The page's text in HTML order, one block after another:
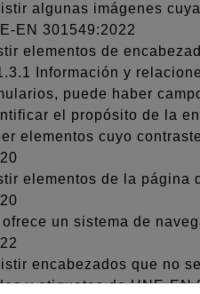
algunas imágenes
EN 301549:2022
elementos de
Información y
puede haber
el propósito de la
elementos cuyo
elementos de la página
ofrece un sistema de
encabezados que no
y etiquetas de UNE-EN